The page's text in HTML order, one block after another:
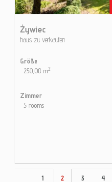
Żywiec
haus zu verkaufen
Größe
250,00 m2
Zimmer
5 rooms
1 2 3 4